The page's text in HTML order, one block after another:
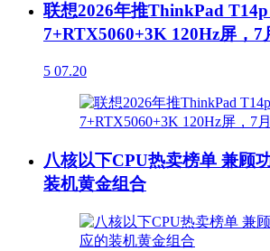
联想2026年推ThinkPad
7+RTX5060+3K 120Hz屏，7
5 07.20
八核以下CPU热卖榜单 兼顾
装机黄金组合